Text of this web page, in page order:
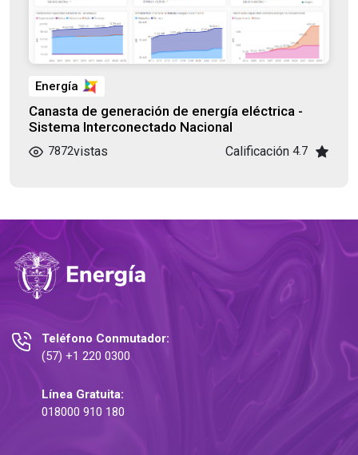
Energía
Canasta de generación de energía eléctrica -
Sistema Interconectado Nacional
7872vistas Calificación 4.7
Teléfono Conmutador:
(57) +1 220 0300
Línea Gratuita:
018000 910 180